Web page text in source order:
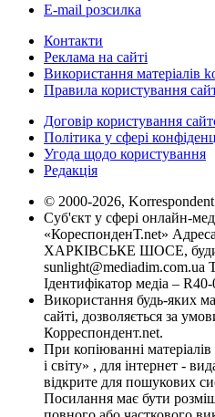
E-mail розсилка
Контакти
Реклама на сайті
Використання матеріалів
Правила користування
Договір користування
Політика у сфері
Угода щодо користування
Редакція
© 2000-2026,
Суб'єкт у сфері онлайн-
«КореспонденТ.net»
ХАРКІВСЬКЕ ШОСЕ,
sunlight@mediadim.com.ua
Ідентифікатор медіа –
Використання будь-яких
сайті, дозволяється за
Корреспондент.net.
При копіюванні
і світу» , для інтернет -
відкрите для пошукових
Посилання має бути